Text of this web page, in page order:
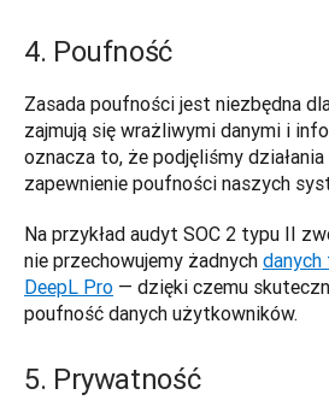
4. Poufność
Zasada poufności jest niezbędna
zajmują się wrażliwymi danymi i
oznacza to, że podjęliśmy działania
zapewnienie poufności naszych
Na przykład audyt SOC 2 typu II
nie przechowujemy żadnych danych
DeepL Pro — dzięki czemu
poufność danych użytkowników.
5. Prywatność